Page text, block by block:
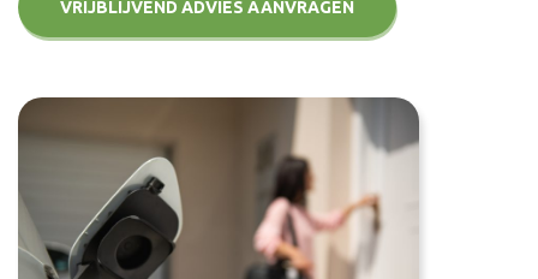
VRIJBLIJVEND ADVIES AANVRAGEN